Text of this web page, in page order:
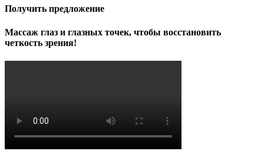
Получить предложение
Массаж глаз и глазных точек, чтобы восстановить
четкость зрения!